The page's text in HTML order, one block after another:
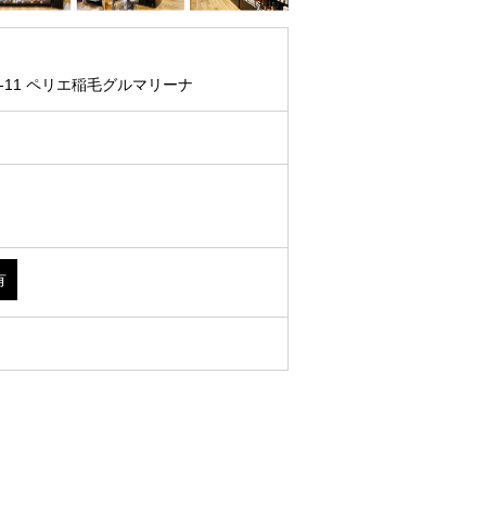
ペリエ稲毛グルマリーナ